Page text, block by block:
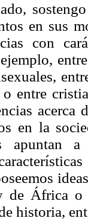
en sus
con
entre
en la
apuntan
de África o
historia,